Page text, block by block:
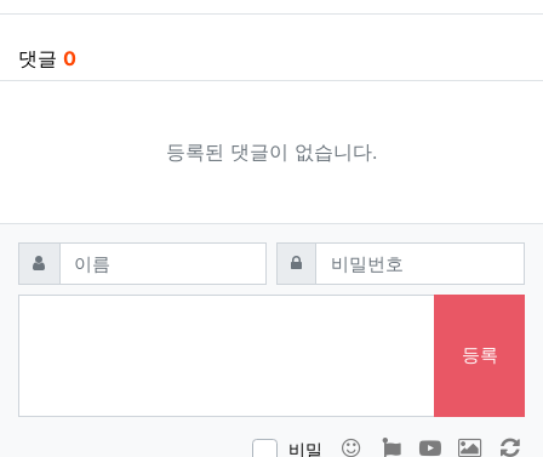
댓글 0
등록된 댓글이 없습니다.
댓글쓰기
이름 필수 비밀번호필수
등록
비밀 이모티콘폰트어썸
동영상 이미지